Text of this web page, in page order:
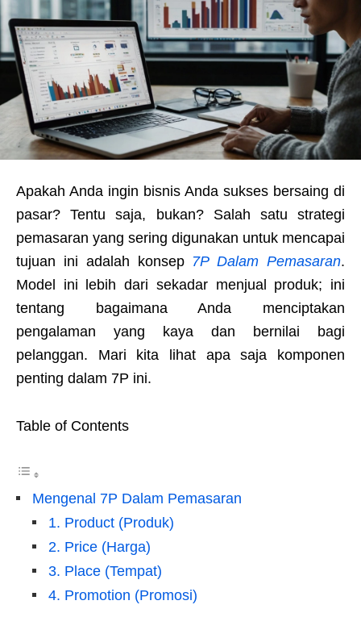
Apakah Anda ingin bisnis Anda sukses bersaing di
pasar? Tentu saja, bukan? Salah satu strategi
pemasaran yang sering digunakan untuk mencapai
tujuan ini adalah konsep 7P Dalam Pemasaran.
Model ini lebih dari sekadar menjual produk; ini
tentang bagaimana Anda menciptakan
pengalaman yang kaya dan bernilai bagi
pelanggan. Mari kita lihat apa saja komponen
penting dalam 7P ini.
Table of Contents
Mengenal 7P Dalam Pemasaran
1. Product (Produk)
2. Price (Harga)
3. Place (Tempat)
4. Promotion (Promosi)